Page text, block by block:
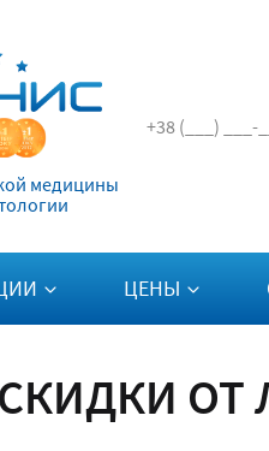
медицины
ЦЕНЫ
ОТ